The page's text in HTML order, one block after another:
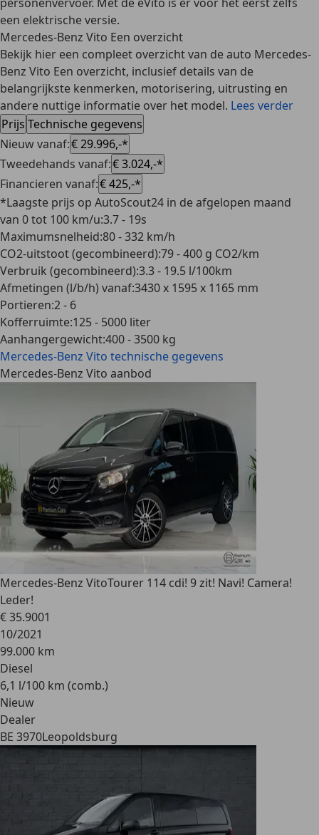
een elektrische versie.
Mercedes-Benz Vito Een overzicht
Bekijk hier een compleet overzicht van de auto Mercedes-
Benz Vito Een overzicht, inclusief details van de
belangrijkste kenmerken, motorisering, uitrusting en
andere nuttige informatie over het model. Lees verder
Prijs Technische gegevens
Nieuw vanaf:€ 29.996,-*
Tweedehands vanaf:€ 3.024,-*
Financieren vanaf:€ 425,-*
*Laagste prijs op AutoScout24 in de afgelopen maand
van 0 tot 100 km/u:3.7 - 19s
Maximumsnelheid:80 - 332 km/h
CO2-uitstoot (gecombineerd):79 - 400 g CO2/km
Verbruik (gecombineerd):3.3 - 19.5 l/100km
Afmetingen (l/b/h) vanaf:3430 x 1595 x 1165 mm
Portieren:2 - 6
Kofferruimte:125 - 5000 liter
Aanhangergewicht:400 - 3500 kg
Mercedes-Benz Vito technische gegevens
Mercedes-Benz Vito aanbod
Mercedes-Benz VitoTourer 114 cdi! 9 zit! Navi! Camera!
Leder!
€ 35.9001
10/2021
99.000 km
Diesel
6,1 l/100 km (comb.)
Nieuw
Dealer
BE 3970Leopoldsburg